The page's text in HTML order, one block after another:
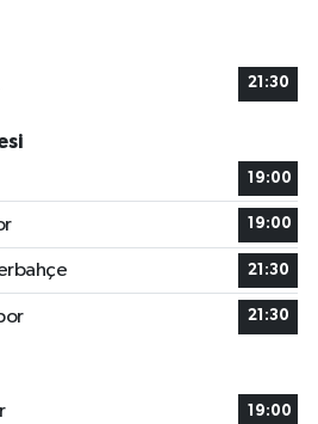
21:30
19:00
19:00
21:30
21:30
19:00